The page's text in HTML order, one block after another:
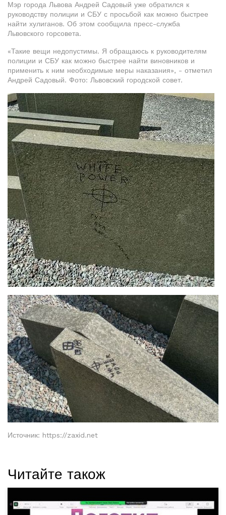
Мэр города Львова Андрей Садовый уже обратился к
руководству полиции и СБУ с просьбой как можно быстрее
найти хулиганов. Об этом сообщила пресс-служба
Львовского горсовета.
«Такие вещи недопустимы. Я обращаюсь к руководителям
полиции и СБУ как можно быстрее найти виновников и
применить к ним необходимые меры наказания», - отметил
Андрей Садовый. Фото: Львовский городской совет.
Источник: https://zaxid.net
Читайте також